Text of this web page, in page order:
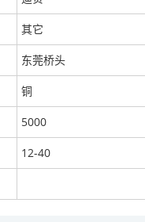
其它
东莞桥头
铜
5000
12-40